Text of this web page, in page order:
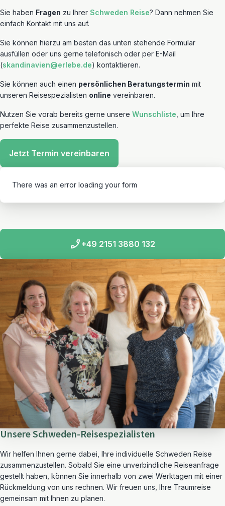
Sie haben Fragen zu Ihrer Schweden Reise? Dann nehmen Sie
einfach Kontakt mit uns auf.
Sie können hierzu am besten das unten stehende Formular
ausfüllen oder uns gerne telefonisch oder per E-Mail
(skandinavien@erlebe.de) kontaktieren.
Sie können auch einen persönlichen Beratungstermin mit
unseren Reisespezialisten online vereinbaren.
Nutzen Sie vorab bereits gerne unsere Wunschliste , um Ihre
perfekte Reise zusammenzustellen.
Jetzt Termin vereinbaren
There was an error loading your form
+49 2151 3880 132
Unsere Schweden-Reisespezialisten
Wir helfen Ihnen gerne dabei, Ihre individuelle Schweden Reise
zusammenzustellen. Sobald Sie eine unverbindliche Reiseanfrage
gestellt haben, können Sie innerhalb von zwei Werktagen mit einer
Rückmeldung von uns rechnen. Wir freuen uns, Ihre Traumreise
gemeinsam mit Ihnen zu planen.